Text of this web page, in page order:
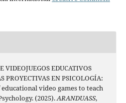
VIDEOJUEGOS EDUCATIVOS
PROYECTIVAS EN PSICOLOGÍA:
video games to teach
(2025).ARANDUASS,